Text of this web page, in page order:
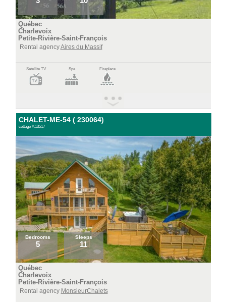
Québec
Charlevoix
Petite-Rivière-Saint-François
Rental agencyAires du Massif
Satellite TV Spa Fireplace
CHALET-ME-54 ( 230064)
cottage #:13517
Bedrooms
5
Sleeps
11
Québec
Charlevoix
Petite-Rivière-Saint-François
Rental agency MonsieurChalets